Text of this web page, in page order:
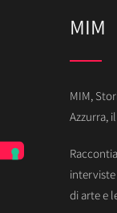
MIM
MIM,
Azzurra,
di arte e